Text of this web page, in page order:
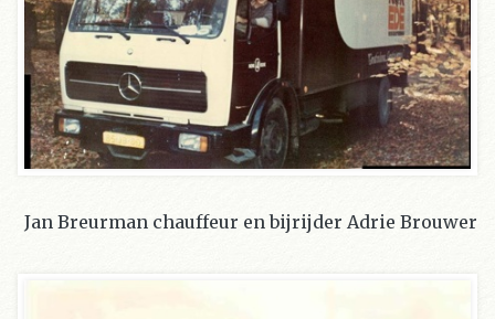
Jan Breurman chauffeur en bijrijder Adrie Brouwer